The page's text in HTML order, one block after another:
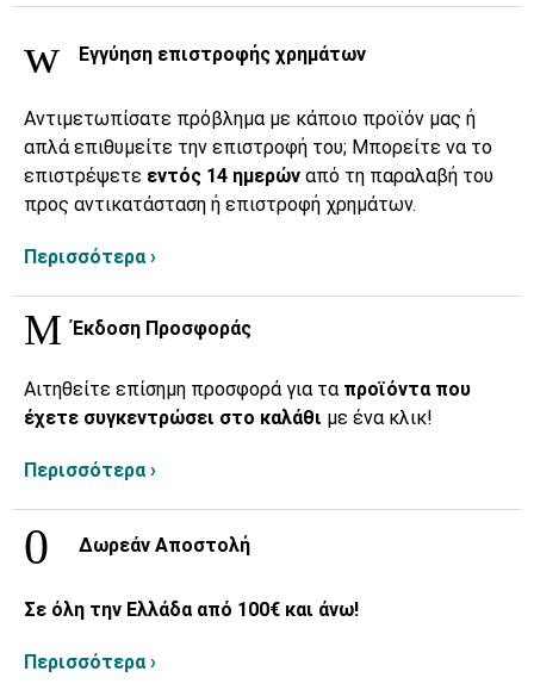
Εγγύηση επιστροφής χρημάτων
Αντιμετωπίσατε πρόβλημα με κάποιο προϊόν μας ή
απλά επιθυμείτε την επιστροφή του; Μπορείτε να το
επιστρέψετε εντός 14 ημερών από τη παραλαβή του
προς αντικατάσταση ή επιστροφή χρημάτων.
Περισσότερα ›
Έκδοση Προσφοράς
Αιτηθείτε επίσημη προσφορά για τα προϊόντα που
έχετε συγκεντρώσει στο καλάθι με ένα κλικ!
Περισσότερα ›
Δωρεάν Αποστολή
Σε όλη την Ελλάδα από 100€ και άνω!
Περισσότερα ›